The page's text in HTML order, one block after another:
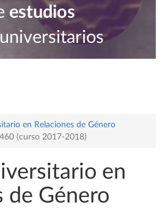
estudios
universitarios
en Relaciones de Género
(curso 2017-2018)
en
de Género